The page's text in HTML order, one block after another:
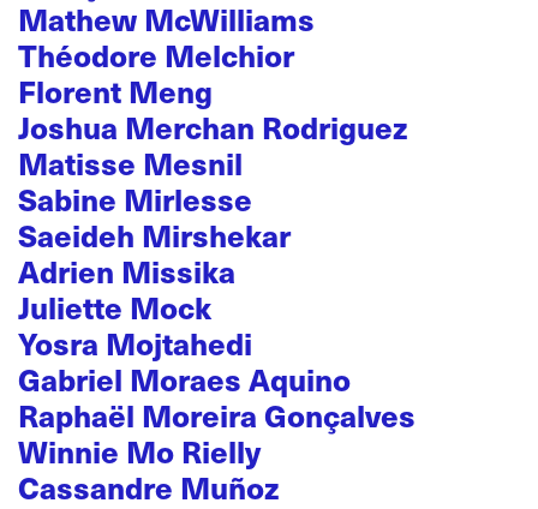
Mathew McWilliams
Théodore Melchior
Florent Meng
Joshua Merchan Rodriguez
Matisse Mesnil
Sabine Mirlesse
Saeideh Mirshekar
Adrien Missika
Juliette Mock
Yosra Mojtahedi
Gabriel Moraes Aquino
Raphaël Moreira Gonçalves
Winnie Mo Rielly
Cassandre Muñoz